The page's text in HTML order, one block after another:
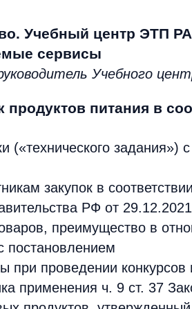
Учебный центр ЭТП
сервисы
Учебного
питания в
(«технического задания») с
закупок в
РФ от
преимущество в
постановлением
проведении конкурсов
применения ч. 9 ст. 37